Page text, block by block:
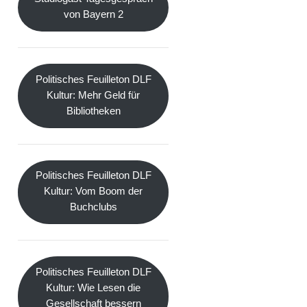
von Bayern 2
Politisches Feuilleton DLF
Kultur: Mehr Geld für
Bibliotheken
Politisches Feuilleton DLF
Kultur: Vom Boom der
Buchclubs
Politisches Feuilleton DLF
Kultur: Wie Lesen die
Gesellschaft bessern